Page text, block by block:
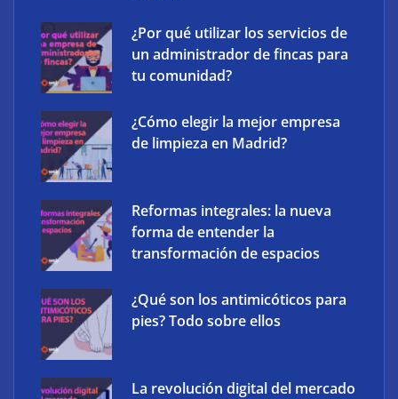
Atos consigue la exclusiva certificación en
ciberdefensa CMMC 2.0 del Departamento de
Defensa de EE. UU.
de baterías domésticas a instaladores solares
¿Por qué utilizar los servicios de
un administrador de fincas para
tu comunidad?
¿Cómo elegir la mejor empresa
de limpieza en Madrid?
Reformas integrales: la nueva
forma de entender la
transformación de espacios
¿Qué son los antimicóticos para
pies? Todo sobre ellos
La revolución digital del mercado